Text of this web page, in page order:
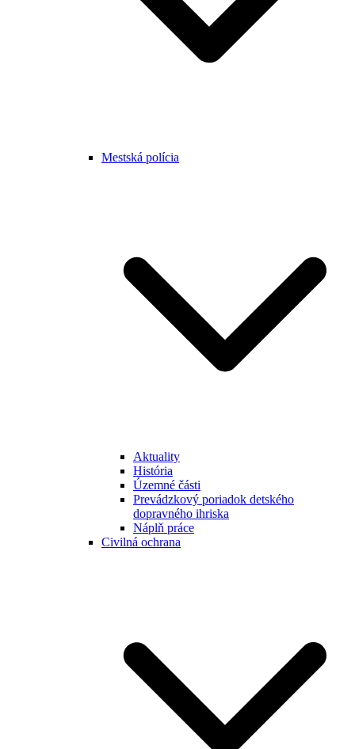
Mestská polícia
Aktuality
História
Územné části
Prevádzkový poriadok detského
dopravného ihriska
Náplň práce
Civilná ochrana